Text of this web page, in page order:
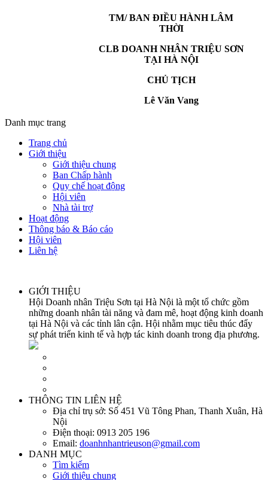
TM/ BAN ĐIỀU HÀNH LÂM
THỜI
CLBDOANH NHÂN TRIỆU SƠN
TẠI HÀ NỘI
CHỦ TỊCH
Lê Văn Vang
Danh mục trang
Trang chủ
Giới thiệu
Giới thiệu chung
Ban Chấp hành
Quy chế hoạt động
Hội viên
Nhà tài trợ
Hoạt động
Thông báo & Báo cáo
Hội viên
Liên hệ
GIỚI THIỆU
Hội Doanh nhân Triệu Sơn tại Hà Nội là một tổ chức gồm
những doanh nhân tài năng và đam mê, hoạt động kinh doanh
tại Hà Nội và các tỉnh lân cận. Hội nhằm mục tiêu thúc đẩy
sự phát triển kinh tế và hợp tác kinh doanh trong địa phương.
THÔNG TIN LIÊN HỆ
Địa chỉ trụ sở: Số 451 Vũ Tông Phan, Thanh Xuân, Hà
Nội
Điện thoại: 0913 205 196
Email: doanhnhantrieuson@gmail.com
DANH MỤC
Tìm kiếm
Giới thiệu chung